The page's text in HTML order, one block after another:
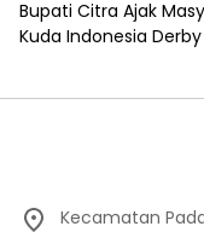
Bupati Citra Ajak
Kuda Indonesia
Kecamatan